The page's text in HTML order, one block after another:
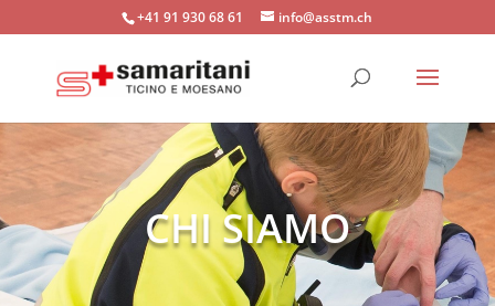
+41 91 930 68 61 info@asstm.ch
CHI SIAMO